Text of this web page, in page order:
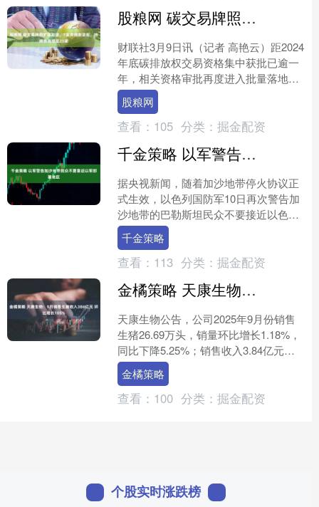
股粮网 碳交易牌照扩容加速，7家券商新获批，持牌券商增至25家
财联社3月9日讯（记者 高艳云）距2024
年底碳排放权交易资格集中获批已逾一
年，相关资格审批再度进入批量落地阶
段。 继上周4家券商集中获批后，本周
一（3月9日）....
股粮网
查看： 105 分类： 掘金配资
千金策略 以军警告加沙地带民众不要靠近以军部署地区
据央视新闻，随着加沙地带停火协议正
式生效，以色列国防军10日再次警告加
沙地带的巴勒斯坦民众不要接近以色列
国防军根据协议部署的地区。经过部分
撤军后，以色列国防军目....
千金策略
查看： 113 分类： 掘金配资
金橘策略 天康生物：9月销售生猪收入384亿元 环比增长105%
天康生物公告，公司2025年9月份销售
生猪26.69万头，销量环比增长1.18%，
同比下降5.25%；销售收入3.84亿元，
销售收入环比增长1.05%，同比下降....
金橘策略
查看： 100 分类： 掘金配资
个股实时涨跌榜